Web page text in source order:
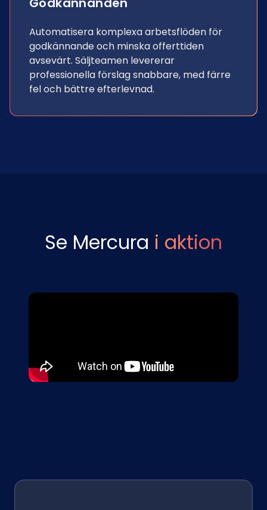
Automatisera komplexa arbetsflöden för
godkännande och minska offerttiden
avsevärt. Säljteamen levererar
professionella förslag snabbare, med färre
fel och bättre efterlevnad.
Se Mercura i aktion